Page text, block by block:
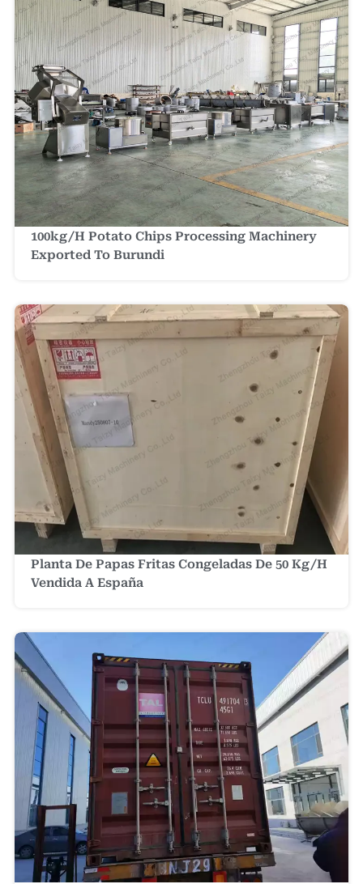
100kg/h Potato Chips Processing Machinery
Exported To Burundi
Planta De Papas Fritas Congeladas De 50 Kg/h
Vendida A España